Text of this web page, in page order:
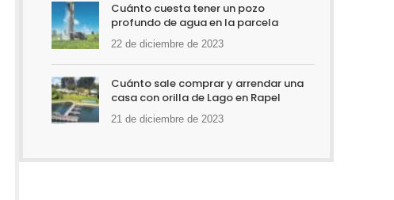
Cuánto cuesta tener un pozo
profundo de agua en la parcela
22 de diciembre de 2023
Cuánto sale comprar y arrendar una
casa con orilla de Lago en Rapel
21 de diciembre de 2023